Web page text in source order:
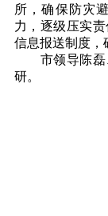
所，确保防灾
力，逐级压实
信息报送制度，
市领导陈磊
研。